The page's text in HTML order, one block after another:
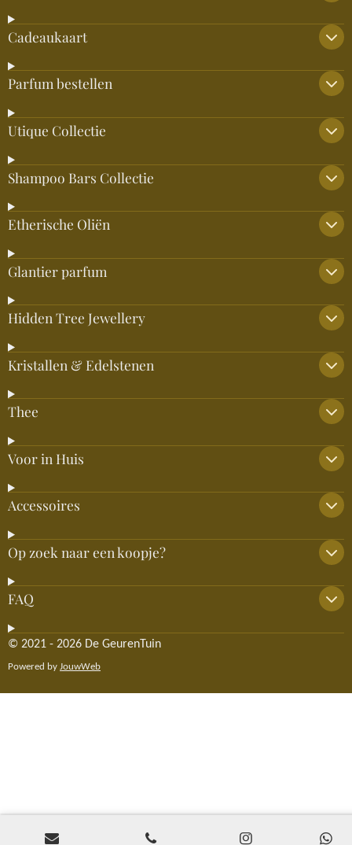
Cadeaukaart
Parfum bestellen
Utique Collectie
Shampoo Bars Collectie
Etherische Oliën
Glantier parfum
Hidden Tree Jewellery
Kristallen & Edelstenen
Thee
Voor in Huis
Accessoires
Op zoek naar een koopje?
FAQ
© 2021 - 2026 De GeurenTuin
Powered by JouwWeb